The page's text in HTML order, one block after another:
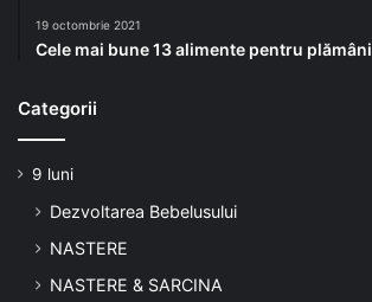
19 octombrie 2021
Cele mai bune 13 alimente pentru plămâni
Categorii
9 luni
Dezvoltarea Bebelusului
NASTERE
NASTERE & SARCINA